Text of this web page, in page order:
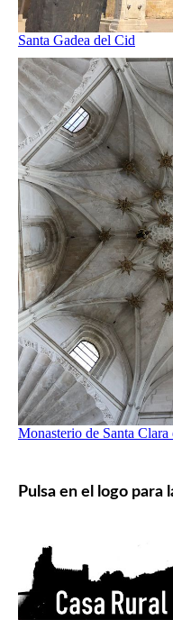
Santa Gadea del Cid
Monasterio de Santa
Pulsa en el logo para